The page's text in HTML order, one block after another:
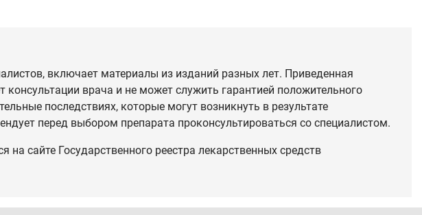
включает материалы из изданий разных лет. Приведенная
врача и не может служить гарантией положительного
последствиях, которые могут возникнуть в результате
перед выбором препарата проконсультироваться со специалистом.
сайте Государственного реестра лекарственных средств